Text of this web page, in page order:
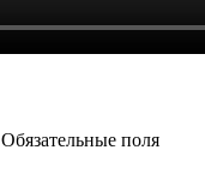
Обязательные поля